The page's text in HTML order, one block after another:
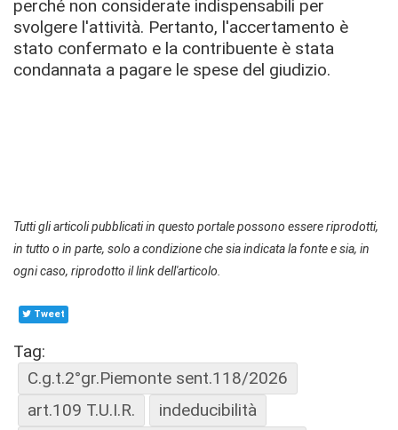
perché non considerate indispensabili per
svolgere l'attività. Pertanto, l'accertamento è
stato confermato e la contribuente è stata
condannata a pagare le spese del giudizio.
Tutti gli articoli pubblicati in questo portale possono essere riprodotti,
in tutto o in parte, solo a condizione che sia indicata la fonte e sia, in
ogni caso, riprodotto il link dell'articolo.
Tweet
Tag:
C.g.t.2°gr.Piemonte sent.118/2026
art.109 T.U.I.R.
indeducibilità